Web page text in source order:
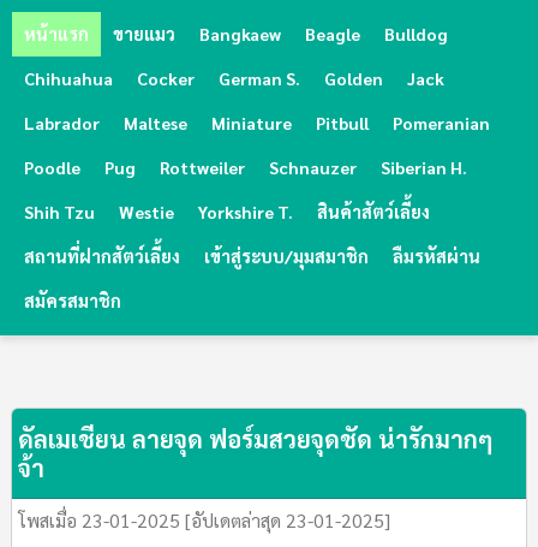
หน้าแรก ขายแมว Bangkaew Beagle Bulldog
Chihuahua Cocker German S. Golden Jack
Labrador Maltese Miniature Pitbull Pomeranian
Poodle Pug Rottweiler Schnauzer Siberian H.
Shih Tzu Westie Yorkshire T. สินค้าสัตว์เลี้ยง
สถานที่ฝากสัตว์เลี้ยง เข้าสู่ระบบ/มุมสมาชิก ลืมรหัสผ่าน
สมัครสมาชิก
ดัลเมเชียน ลายจุด ฟอร์มสวยจุดชัด น่ารักมากๆ
จ้า
โพสเมื่อ 23-01-2025 [อัปเดตล่าสุด 23-01-2025]